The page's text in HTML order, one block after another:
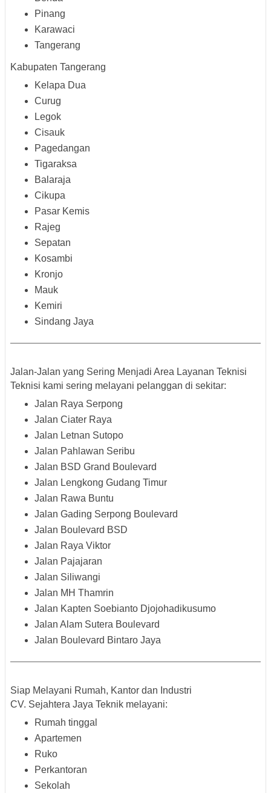
Pinang
Karawaci
Tangerang
Kabupaten Tangerang
Kelapa Dua
Curug
Legok
Cisauk
Pagedangan
Tigaraksa
Balaraja
Cikupa
Pasar Kemis
Rajeg
Sepatan
Kosambi
Kronjo
Mauk
Kemiri
Sindang Jaya
Jalan-Jalan yang Sering Menjadi Area Layanan Teknisi
Teknisi kami sering melayani pelanggan di sekitar:
Jalan Raya Serpong
Jalan Ciater Raya
Jalan Letnan Sutopo
Jalan Pahlawan Seribu
Jalan BSD Grand Boulevard
Jalan Lengkong Gudang Timur
Jalan Rawa Buntu
Jalan Gading Serpong Boulevard
Jalan Boulevard BSD
Jalan Raya Viktor
Jalan Pajajaran
Jalan Siliwangi
Jalan MH Thamrin
Jalan Kapten Soebianto Djojohadikusumo
Jalan Alam Sutera Boulevard
Jalan Boulevard Bintaro Jaya
Siap Melayani Rumah, Kantor dan Industri
CV. Sejahtera Jaya Teknik melayani:
Rumah tinggal
Apartemen
Ruko
Perkantoran
Sekolah